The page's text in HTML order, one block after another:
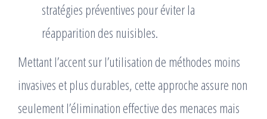
stratégies préventives pour éviter la
réapparition des nuisibles.
Mettant l’accent sur l’utilisation de méthodes moins
invasives et plus durables, cette approche assure non
seulement l’élimination effective des menaces mais